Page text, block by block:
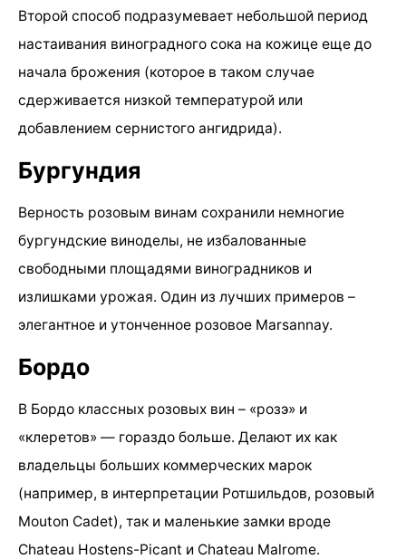
Второй способ подразумевает небольшой период
настаивания виноградного сока на кожице еще до
начала брожения (которое в таком случае
сдерживается низкой температурой или
добавлением сернистого ангидрида).
Бургундия
Верность розовым винам сохранили немногие
бургундские виноделы, не избалованные
свободными площадями виноградников и
излишками урожая. Один из лучших примеров –
элегантное и утонченное розовое Marsannay.
Бордо
В Бордо классных розовых вин – «розэ» и
«клеретов» — гораздо больше. Делают их как
владельцы больших коммерческих марок
(например, в интерпретации Ротшильдов, розовый
Mouton Cadet), так и маленькие замки вроде
Chateau Hostens-Picant и Chateau Malrome.